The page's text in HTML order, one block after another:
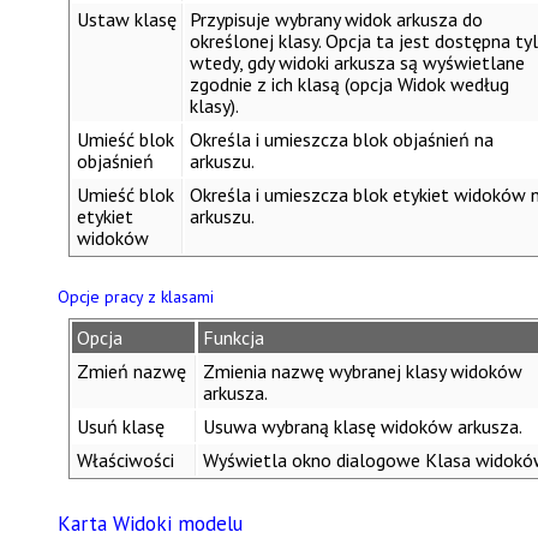
Ustaw klasę
Przypisuje wybrany widok arkusza do
określonej klasy. Opcja ta jest dostępna
wtedy, gdy widoki arkusza są wyświetlane
zgodnie z ich klasą (opcja Widok według
klasy).
Umieść blok
objaśnień
Określa i umieszcza blok objaśnień na
arkuszu.
Umieść blok
etykiet
widoków
Określa i umieszcza blok etykiet widoków
arkuszu.
Opcje pracy z klasami
Opcja
Funkcja
Zmień nazwę
Zmienia nazwę wybranej klasy widoków
arkusza.
Usuń klasę
Usuwa wybraną klasę widoków arkusza.
Właściwości
Wyświetla okno dialogowe Klasa
Karta Widoki modelu